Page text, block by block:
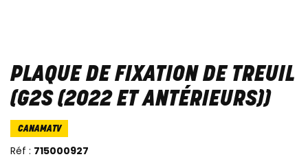
PLAQUE DE FIXATION DE TREUIL
(G2S (2022 ET ANTÉRIEURS))
CANAMATV
Réf : 715000927